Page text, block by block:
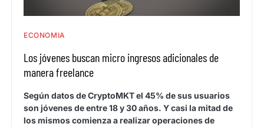
ECONOMIA
Los jóvenes buscan micro ingresos adicionales de
manera freelance
Según datos de CryptoMKT el 45% de sus usuarios
son jóvenes de entre 18 y 30 años. Y casi la mitad de
los mismos comienza a realizar operaciones de